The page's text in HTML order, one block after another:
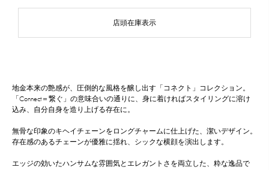
店頭在庫表示
地金本来の艶感が、圧倒的な風格を醸し出す「コネクト」コレクション。
「Connect＝繋ぐ」の意味合いの通りに、身に着ければスタイリングに溶け
込み、自分自身を造り上げる存在に。
無骨な印象のキヘイチェーンをロングチャームに仕上げた、潔いデザイン。
存在感のあるチェーンが優雅に揺れ、シックな横顔を演出します。
エッジの効いたハンサムな雰囲気とエレガントさを両立した、粋な逸品で